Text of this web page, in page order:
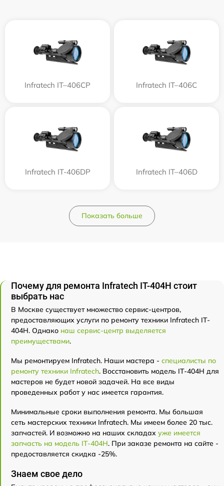
Infratech IT–406СP Infratech IT–406С
Infratech IT-406DP Infratech IT–406D
Показать больше
Почему для ремонта Infratech IT-404H стоит
выбрать нас
В Москве существует множество сервис-центров,
предоставляющих услуги по ремонту техники Infratech IT-
404H. Однако наш сервис-центр выделяется
преимуществами.
Мы ремонтируем Infratech. Наши мастера - специалисты по
ремонту техники Infratech. Восстановить модель IT-404H для
мастеров не будет новой задачей. На все виды
проведенных работ у нас имеется гарантия.
Минимальные сроки выполнения ремонта. Мы большая
сеть мастерских техники Infratech. Мы имеем более 20 тыс.
запчастей. И возможно на наших складах уже имеется
запчасть на модель IT-404H. При заказе ремонта на сайте -
предоставляется скидка -25%.
Знаем свое дело